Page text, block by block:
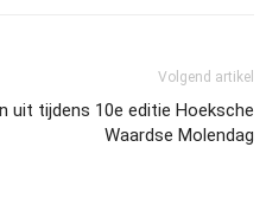
Volgend artikel
uit tijdens 10e editie Hoeksche
Waardse Molendag